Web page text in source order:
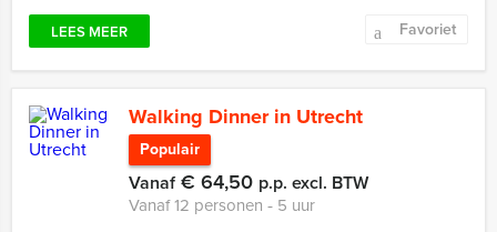
LEES MEER Favoriet
Walking Dinner in Utrecht
Populair
Vanaf€ 64,50 p.p. excl. BTW
Vanaf 12 personen ‐ 5 uur